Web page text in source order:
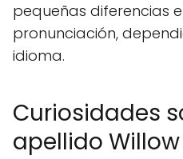
pequeñas diferencias
pronunciación,
idioma.
Curiosidades
apellido Willow